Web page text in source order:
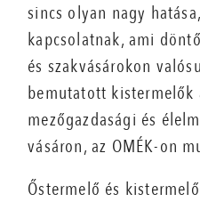
sincs olyan nagy
kapcsolatnak, ami
és szakvásárokon
bemutatott kistermelők
mezőgazdasági és
vásáron, az OMÉK-on
Őstermelő és